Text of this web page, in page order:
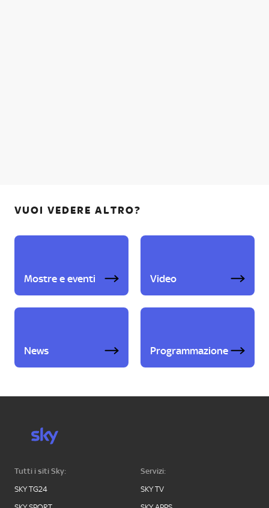
VUOI VEDERE ALTRO?
Mostre e eventi Video
News Programmazione
Tutti i siti Sky:
SKY TG24
Servizi:
SKY TV